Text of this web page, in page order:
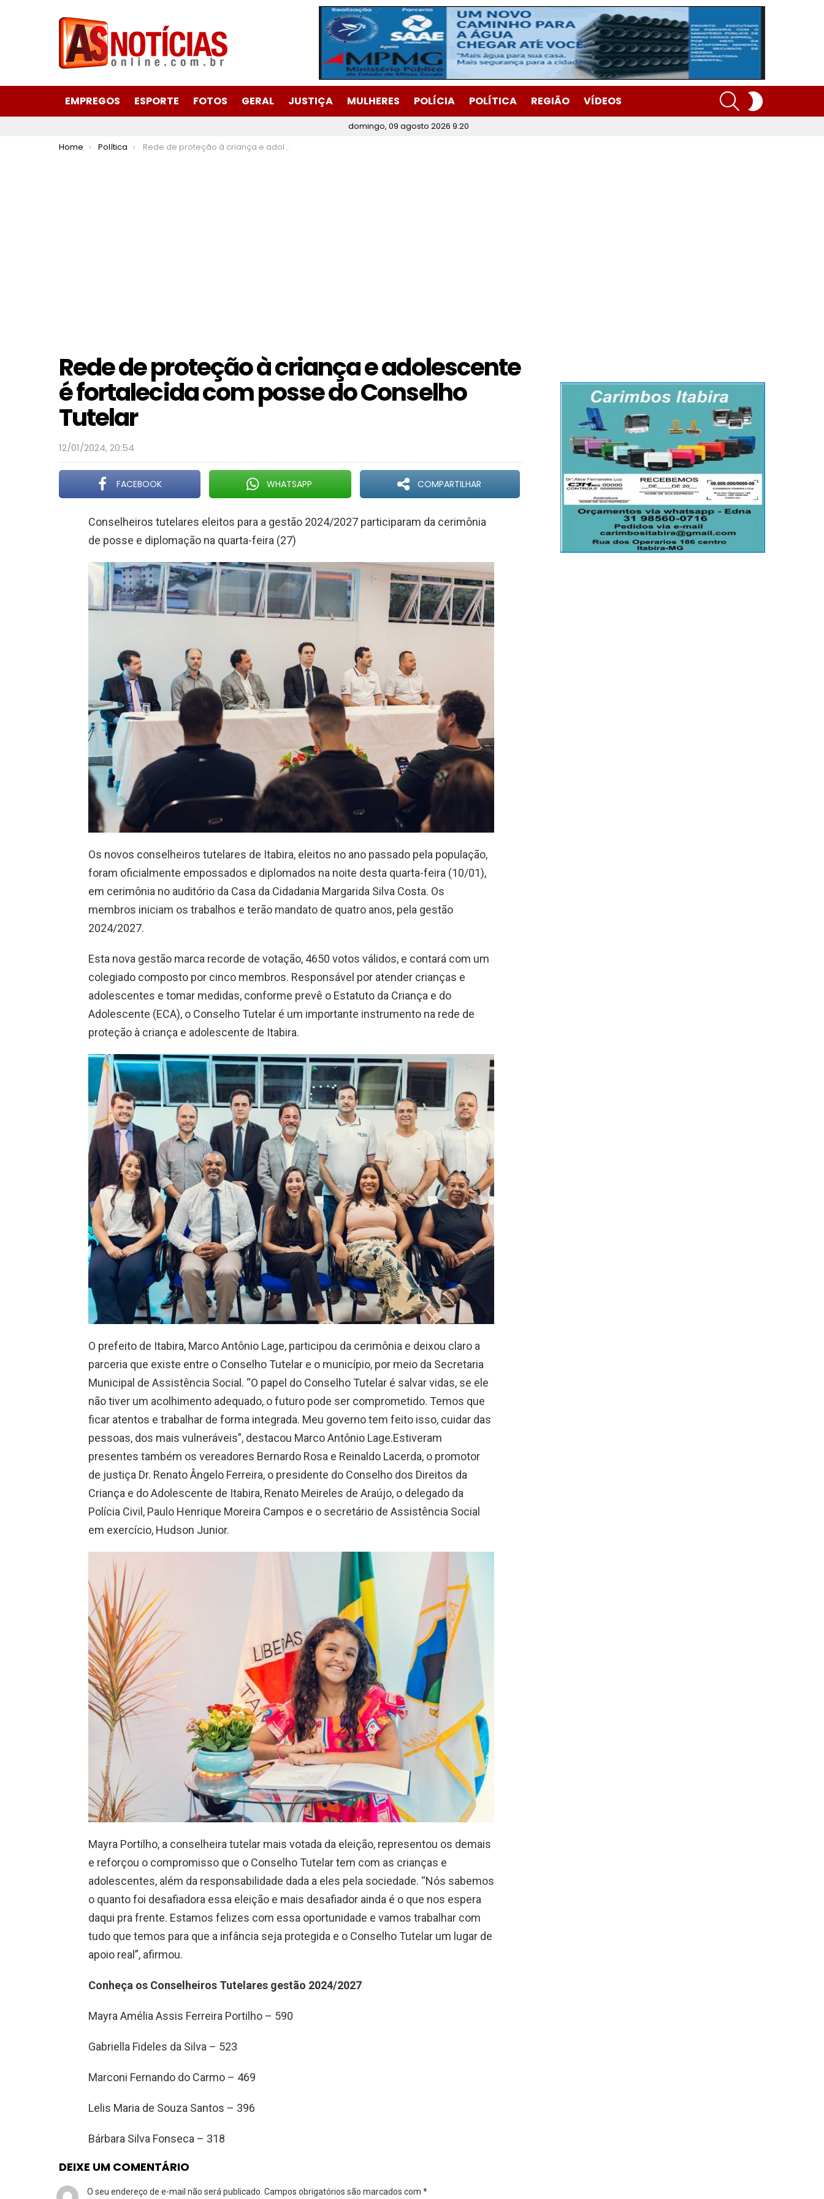
EMPREGOS ESPORTE FOTOS GERAL JUSTIÇA MULHERES POLÍCIA POLÍTICA REGIÃO VÍDEOS
SEARCH
domingo, 09 agosto 2026 9:20
You are here:
Home Política Rede de proteção à criança e adolescente é fortalecida com posse do Conselho Tutelar
Rede de proteção à criança e adolescente
é fortalecida com posse do Conselho
Tutelar
12/01/2024, 20:54
FACEBOOK WHATSAPP COMPARTILHAR
Conselheiros tutelares eleitos para a gestão 2024/2027 participaram da cerimônia
de posse e diplomação na quarta-feira (27)
Os novos conselheiros tutelares de Itabira, eleitos no ano passado pela população,
foram oficialmente empossados e diplomados na noite desta quarta-feira (10/01),
em cerimônia no auditório da Casa da Cidadania Margarida Silva Costa. Os
membros iniciam os trabalhos e terão mandato de quatro anos, pela gestão
2024/2027.
Esta nova gestão marca recorde de votação, 4650 votos válidos, e contará com um
colegiado composto por cinco membros. Responsável por atender crianças e
adolescentes e tomar medidas, conforme prevê o Estatuto da Criança e do
Adolescente (ECA), o Conselho Tutelar é um importante instrumento na rede de
proteção à criança e adolescente de Itabira.
O prefeito de Itabira, Marco Antônio Lage, participou da cerimônia e deixou claro a
parceria que existe entre o Conselho Tutelar e o município, por meio da Secretaria
Municipal de Assistência Social. “O papel do Conselho Tutelar é salvar vidas, se ele
não tiver um acolhimento adequado, o futuro pode ser comprometido. Temos que
ficar atentos e trabalhar de forma integrada. Meu governo tem feito isso, cuidar das
pessoas, dos mais vulneráveis”, destacou Marco Antônio Lage.Estiveram
presentes também os vereadores Bernardo Rosa e Reinaldo Lacerda, o promotor
de justiça Dr. Renato Ângelo Ferreira, o presidente do Conselho dos Direitos da
Criança e do Adolescente de Itabira, Renato Meireles de Araújo, o delegado da
Polícia Civil, Paulo Henrique Moreira Campos e o secretário de Assistência Social
em exercício, Hudson Junior.
Mayra Portilho, a conselheira tutelar mais votada da eleição, representou os demais
e reforçou o compromisso que o Conselho Tutelar tem com as crianças e
adolescentes, além da responsabilidade dada a eles pela sociedade. “Nós sabemos
o quanto foi desafiadora essa eleição e mais desafiador ainda é o que nos espera
daqui pra frente. Estamos felizes com essa oportunidade e vamos trabalhar com
tudo que temos para que a infância seja protegida e o Conselho Tutelar um lugar de
apoio real”, afirmou.
Conheça os Conselheiros Tutelares gestão 2024/2027
Mayra Amélia Assis Ferreira Portilho – 590
Gabriella Fideles da Silva – 523
Marconi Fernando do Carmo – 469
Lelis Maria de Souza Santos – 396
Bárbara Silva Fonseca – 318
DEIXE UM COMENTÁRIO
O seu endereço de e-mail não será publicado. Campos obrigatórios são marcados com *